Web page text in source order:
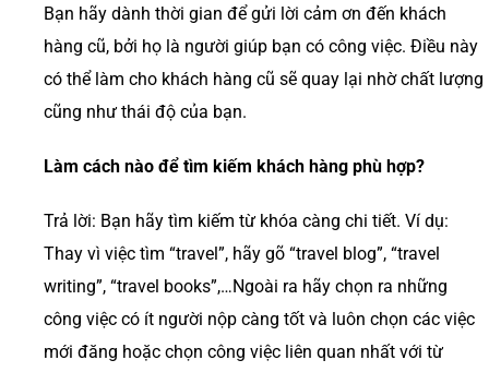
Bạn hãy dành thời gian để gửi lời cảm ơn đến khách
hàng cũ, bởi họ là người giúp bạn có công việc. Điều này
có thể làm cho khách hàng cũ sẽ quay lại nhờ chất lượng
cũng như thái độ của bạn.
Làm cách nào để tìm kiếm khách hàng phù hợp?
Trả lời: Bạn hãy tìm kiếm từ khóa càng chi tiết. Ví dụ:
Thay vì việc tìm “travel”, hãy gõ “travel blog”, “travel
writing”, “travel books”,…Ngoài ra hãy chọn ra những
công việc có ít người nộp càng tốt và luôn chọn các việc
mới đăng hoặc chọn công việc liên quan nhất với từ